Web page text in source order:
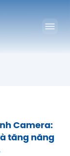
Camera:
tăng năng